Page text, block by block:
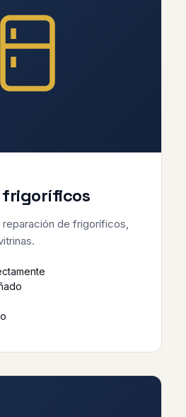
frigoríficos
reparación de frigoríficos,